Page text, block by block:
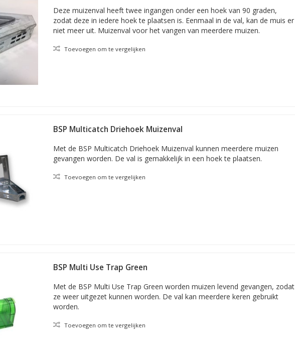
Deze muizenval heeft twee ingangen onder een hoek van 90 graden,
zodat deze in iedere hoek te plaatsen is. Eenmaal in de val, kan de muis er
niet meer uit. Muizenval voor het vangen van meerdere muizen.
Toevoegen om te vergelijken
BSP Multicatch Driehoek Muizenval
Met de BSP Multicatch Driehoek Muizenval kunnen meerdere muizen
gevangen worden. De val is gemakkelijk in een hoek te plaatsen.
Toevoegen om te vergelijken
BSP Multi Use Trap Green
Met de BSP Multi Use Trap Green worden muizen levend gevangen, zodat
ze weer uitgezet kunnen worden. De val kan meerdere keren gebruikt
worden.
Toevoegen om te vergelijken